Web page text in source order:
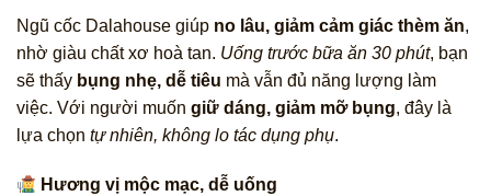
Ngũ cốc Dalahouse giúp no lâu, giảm cảm giác thèm ăn,
nhờ giàu chất xơ hoà tan. Uống trước bữa ăn 30 phút, bạn
sẽ thấy bụng nhẹ, dễ tiêu mà vẫn đủ năng lượng làm
việc. Với người muốn giữ dáng, giảm mỡ bụng, đây là
lựa chọn tự nhiên, không lo tác dụng phụ.
Hương vị mộc mạc, dễ uống